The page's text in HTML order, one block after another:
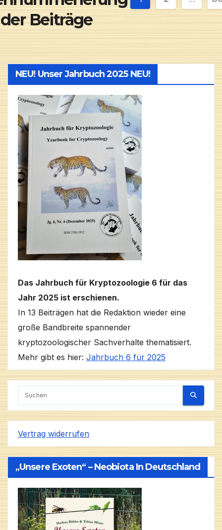
der Beiträge
NEU! Unser Jahrbuch 2025 NEU!
Das Jahrbuch für Kryptozoologie 6 für das
Jahr 2025 ist erschienen.
In 13 Beiträgen hat die Redaktion wieder eine
große Bandbreite spannender
kryptozoologischer Sachverhalte thematisiert.
Mehr gibt es hier: Jahrbuch 6 für 2025
Vertrag widerrufen
„Unsere Exoten“ – Neobiota In Deutschland